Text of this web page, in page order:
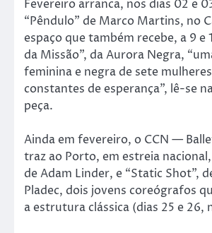
Fevereiro arranca, nos dias 02 e
“Pêndulo” de Marco Martins, no
espaço que também recebe, a 9 e
da Missão”, da Aurora Negra,
feminina e negra de sete
constantes de esperança”, lê-se
peça.
Ainda em fevereiro, o CCN —
traz ao Porto, em estreia nacional,
de Adam Linder, e “Static Shot”,
Pladec, dois jovens coreógrafos
a estrutura clássica (dias 25 e 26,